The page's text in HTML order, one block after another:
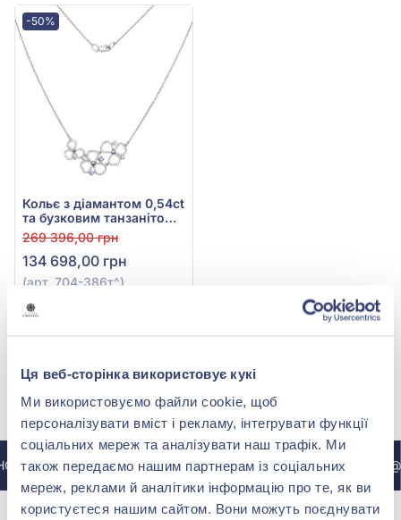
Ця веб-сторінка використовує кукі
Ми використовуємо файли cookie, щоб
персоналізувати вміст і рекламу, інтегрувати функції
соціальних мереж та аналізувати наш трафік. Ми
також передаємо нашим партнерам із соціальних
мереж, реклами й аналітики інформацію про те, як ви
користуєтеся нашим сайтом. Вони можуть поєднувати
-50%
Кольє з діамантом 0,54ct
та бузковим танзанітом
0,29ct із білого золота
585°, арт. 704-386т
269 396,00 грн
134 698,00 грн
(арт. 704-386т^)
МИ У INSTAGRAM
@ZOLOTAKOROLEVA ДО ІНСТАГРАМУ